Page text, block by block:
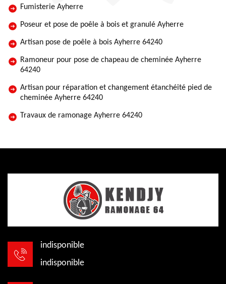
Fumisterie Ayherre
Poseur et pose de poêle à bois et granulé Ayherre
Artisan pose de poêle à bois Ayherre 64240
Ramoneur pour pose de chapeau de cheminée Ayherre
64240
Artisan pour réparation et changement étanchéité pied de
cheminée Ayherre 64240
Travaux de ramonage Ayherre 64240
indisponible
indisponible